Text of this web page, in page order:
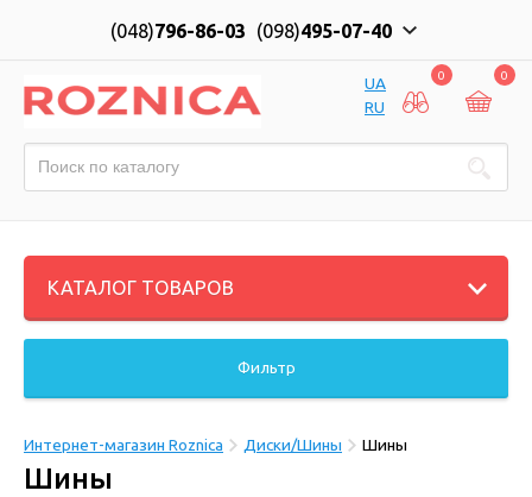
(048)796-86-03 (098)495-07-40
UA
RU
0 0
КАТАЛОГ ТОВАРОВ
Фильтр
Интернет-магазин Roznica Диски/Шины Шины
Шины